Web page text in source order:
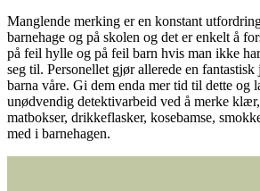
Manglende merking er en konstant
barnehage og på skolen og det er enkelt å
på feil hylle og på feil barn hvis man ikke
seg til. Personellet gjør allerede en fantastisk
barna våre. Gi dem enda mer tid til dette og
unødvendig detektivarbeid ved å merke
matbokser, drikkeflasker, kosebamse,
med i barnehagen.